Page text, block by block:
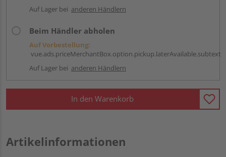
Auf Lager bei anderen Händlern
Beim Händler abholen
Auf Vorbestellung:
vue.ads.priceMerchantBox.option.pickup.laterAvailable.subtext
Auf Lager bei anderen Händlern
In den Warenkorb
Artikelinformationen